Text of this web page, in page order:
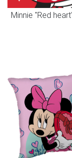
Minnie "Red